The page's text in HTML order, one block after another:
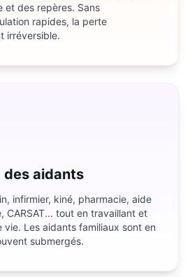
et des repères. Sans
rapides, la perte
irréversible.
des aidants
infirmier, kiné, pharmacie, aide
CARSAT... tout en travaillant et
Les aidants familiaux sont en
submergés.